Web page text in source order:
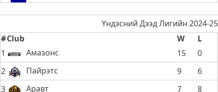
Үндэсний Дээд Лигийн 2024-25
#Club W
L
1
Амазонс 15
0
2
Пайрэтс 9
6
3
Аравт 7
8